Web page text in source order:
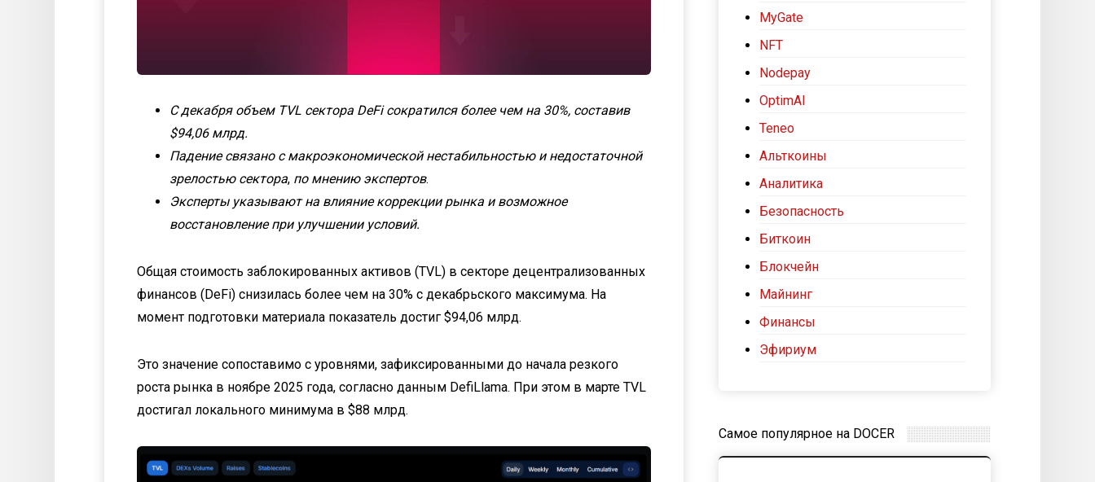
С декабря объем TVL сектора DeFi сократился более чем на 30%, составив
$94,06 млрд.
Падение связано с макроэкономической нестабильностью и недостаточной
зрелостью сектора, по мнению экспертов.
Эксперты указывают на влияние коррекции рынка и возможное
восстановление при улучшении условий.
Общая стоимость заблокированных активов (TVL) в секторе децентрализованных
финансов (DeFi) снизилась более чем на 30% с декабрьского максимума. На
момент подготовки материала показатель достиг $94,06 млрд.
Это значение сопоставимо с уровнями, зафиксированными до начала резкого
роста рынка в ноябре 2025 года, согласно данным DefiLlama. При этом в марте TVL
достигал локального минимума в $88 млрд.
MyGate
NFT
Nodepay
OptimAI
Teneo
Альткоины
Аналитика
Безопасность
Биткоин
Блокчейн
Майнинг
Финансы
Эфириум
Самое популярное на DOCER